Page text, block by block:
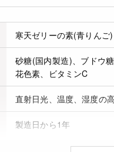
寒天ゼリーの素(青りんご)
砂糖(国内製造)、ブドウ
花色素、ビタミンC
直射日光、温度、湿度の
製造日から1年